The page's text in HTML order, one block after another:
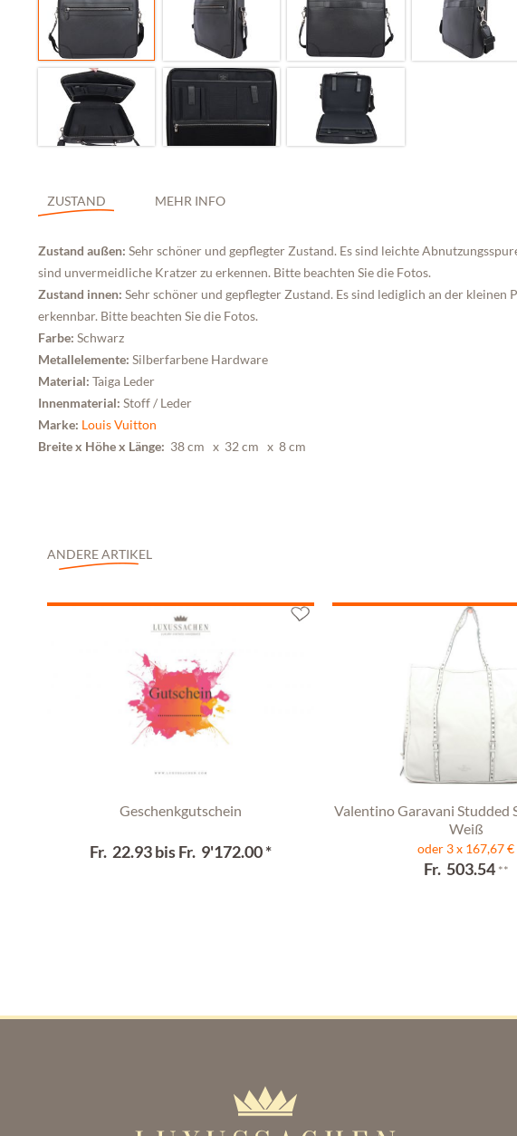
ZUSTAND MEHR INFO
Zustand außen: Sehr schöner und gepflegter Zustand. Es sind leichte
sind unvermeidliche Kratzer zu erkennen. Bitte beachten Sie die Fotos.
Zustand innen: Sehr schöner und gepflegter Zustand. Es sind lediglich an der kleinen
erkennbar. Bitte beachten Sie die Fotos.
Farbe: Schwarz
Metallelemente: Silberfarbene Hardware
Material: Taiga Leder
Innenmaterial: Stoff / Leder
Marke: Louis Vuitton
Breite x Höhe x Länge: 38 cm x 32 cm x 8 cm
ANDERE ARTIKEL
Geschenkgutschein
Fr. 22.93 bis Fr. 9'172.00 *
Valentino Garavani Studded
Weiß
oder 3 x 167,67 €
Fr. 503.54**